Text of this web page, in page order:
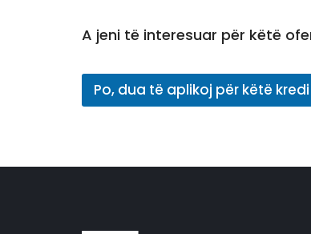
A jeni të interesuar për këtë
Po, dua të aplikoj për këtë kredi